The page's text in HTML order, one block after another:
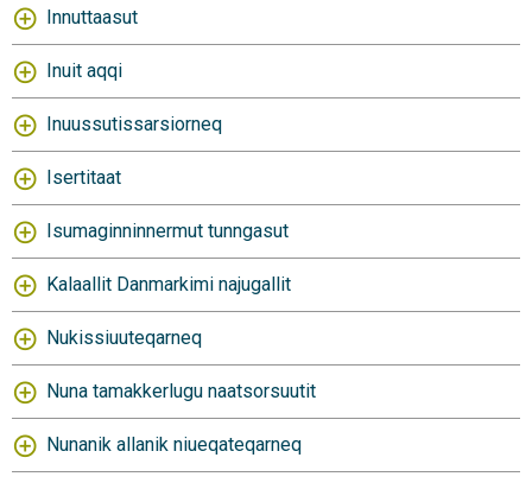
Innuttaasut
Inuit aqqi
Inuussutissarsiorneq
Isertitaat
Isumaginninnermut tunngasut
Kalaallit Danmarkimi najugallit
Nukissiuuteqarneq
Nuna tamakkerlugu naatsorsuutit
Nunanik allanik niueqateqarneq